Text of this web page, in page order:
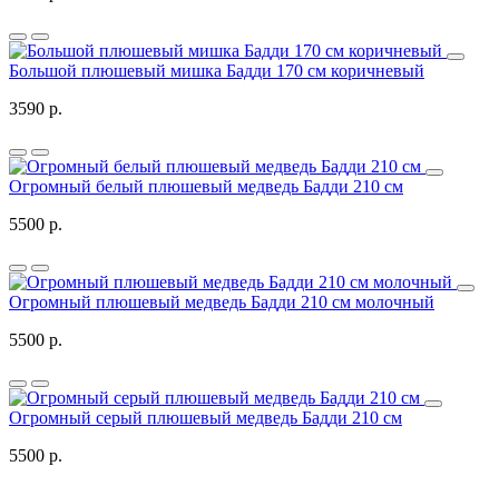
Большой плюшевый мишка Бадди 170 см коричневый
3590 р.
Огромный белый плюшевый медведь Бадди 210 см
5500 р.
Огромный плюшевый медведь Бадди 210 см молочный
5500 р.
Огромный серый плюшевый медведь Бадди 210 см
5500 р.